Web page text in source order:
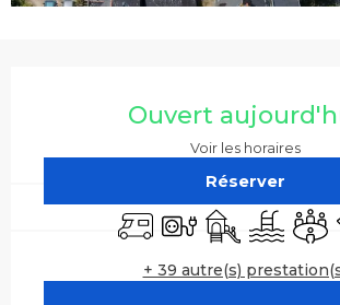
Ouvert
Voir les horaires
Réserver
Accueil camping car
Branchements
Jeux pour
PiscineSalle
+ 39 autre(s)